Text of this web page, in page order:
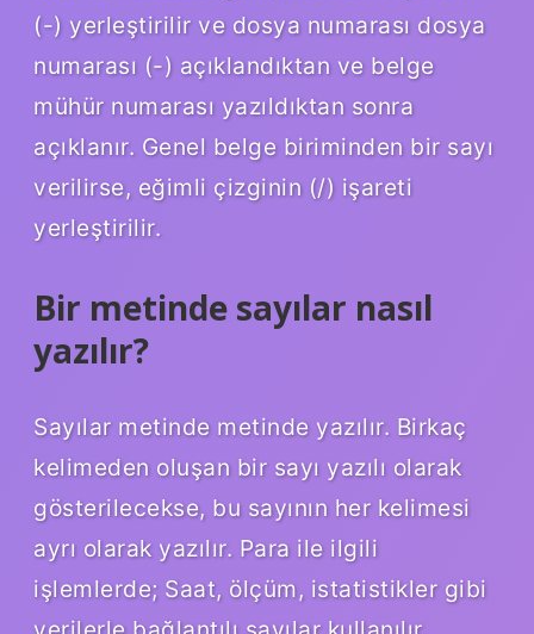
(-) yerleştirilir ve dosya numarası dosya
numarası (-) açıklandıktan ve belge
mühür numarası yazıldıktan sonra
açıklanır. Genel belge biriminden bir sayı
verilirse, eğimli çizginin (/) işareti
yerleştirilir.
Bir metinde sayılar nasıl
yazılır?
Sayılar metinde metinde yazılır. Birkaç
kelimeden oluşan bir sayı yazılı olarak
gösterilecekse, bu sayının her kelimesi
ayrı olarak yazılır. Para ile ilgili
işlemlerde; Saat, ölçüm, istatistikler gibi